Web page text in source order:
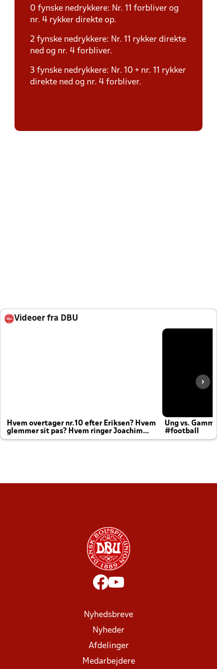
0 fynske nedrykkere: Nr. 11 forbliver og
nr. 4 rykker direkte op.
2 fynske nedrykkere: Nr. 11 rykker direkte
ned og nr. 4 forbliver.
3 fynske nedrykkere: Nr. 10 + nr. 11 rykker
direkte ned og nr. 4 forbliver.
Videoer fra DBU
Hvem overtager nr.10 efter Eriksen? Hvem
glemmer sit pas? Hvem ringer Joachim
altid til efter kampe?
Ung vs.
#football
Nyhedsbreve
Nyheder
Afdelinger
Medarbejdere